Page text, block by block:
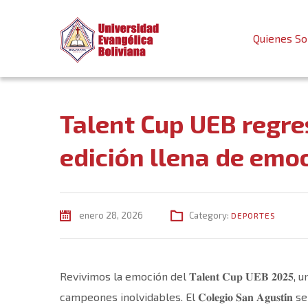
Quienes
Talent Cup UEB
edición llena de
enero 28, 2026 Category: DEPORTES
Revivimos la emoción del 𝐓𝐚𝐥𝐞𝐧𝐭 𝐂𝐮𝐩 𝐔𝐄𝐁 𝟐𝟎𝟐𝟓,
campeones inolvidables. El 𝐂𝐨𝐥𝐞𝐠𝐢𝐨 𝐒𝐚𝐧 𝐀𝐠𝐮𝐬𝐭𝐢́𝐧